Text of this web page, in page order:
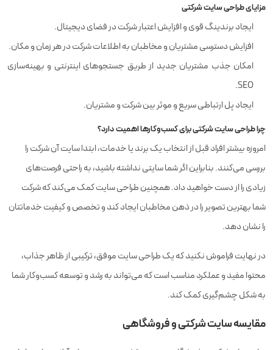
مزایای طراحی سایت شرکتی
ایجاد برندینگ قوی و افزایش اعتبار شرکت در فضای دیجیتال.
افزایش دسترسی مشتریان و مخاطبان به اطلاعات شرکت در هر زمان و مکان.
امکان جذب مشتریان جدید از طریق جستجوهای اینترنتی و بهینه‌سازی
SEO.
ایجاد پل ارتباطی سریع و موثر بین شرکت و مشتریان.
چرا طراحی سایت شرکتی برای کسب‌وکارها اهمیت دارد؟
امروزه بیشتر افراد قبل از انتخاب یک برند یا خدمات، ابتدا سایت آن شرکت را
بررسی می‌کنند. بنابراین اگر شما سایتی نداشته باشید، به راحتی فرصت‌های
زیادی را از دست خواهید داد. همچنین طراحی سایت کمک می‌کند که شرکت
شما بهترین تصویر را در ذهن مخاطبان ایجاد کند و تخصص و کیفیت خدماتتان
را نشان دهد.
در نهایت فراموش نکنید که یک طراحی سایت موفق، ترکیبی از ظاهر جذاب،
محتوا مفید و عملکرد مناسب است که می‌تواند به رشد و توسعه کسب‌وکار شما
به شکل چشم‌گیری کمک کند.
مقایسه سایت شرکتی و فروشگاهی